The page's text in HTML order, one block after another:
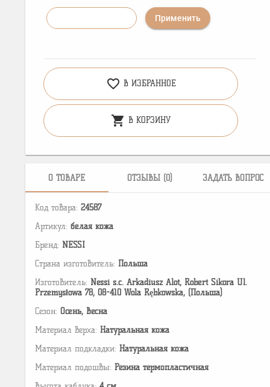
Применить
favorite_border В ИЗБРАННОЕ
shopping_cart В КОРЗИНУ
О ТОВАРЕ ОТЗЫВЫ (0) ЗАДАТЬ ВОПРОС
Код товара: 24587
Артикул: белая кожа
Бренд: NESSI
Страна изготовитель: Польша
Изготовитель: Nessi s.c. Arkadiusz Alot, Robert Sikora Ul.
Przemysłowa 78, 08-410 Wola Rębkowska, (Польша)
Сезон: Осень, Весна
Материал верха: Натуральная кожа
Материал подкладки: Натуральная кожа
Материал подошвы: Резина термопластичная